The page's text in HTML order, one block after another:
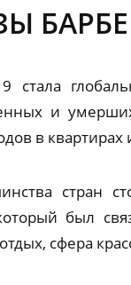
стала
и
в квартирах
стран
был
сфера